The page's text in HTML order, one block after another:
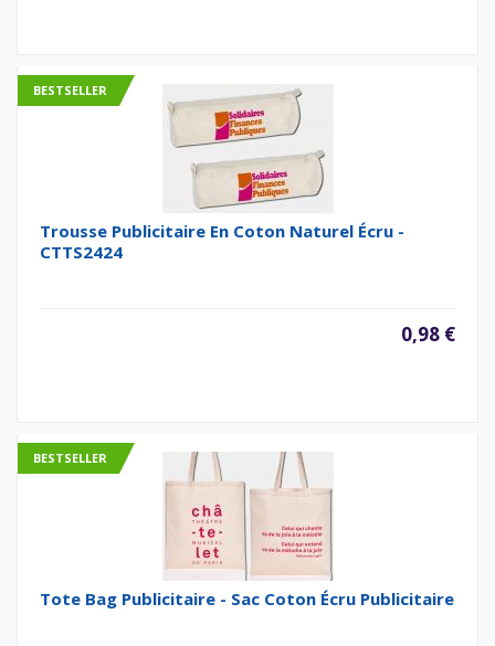
BESTSELLER
Trousse Publicitaire En Coton Naturel Écru -
CTTS2424
0,98 €
BESTSELLER
Tote Bag Publicitaire - Sac Coton Écru Publicitaire